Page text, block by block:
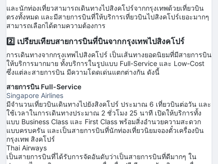
และนักท่องเที่ยวสามารถเดินทางไปสิงคโปร์จากกรุงเทพด้วยเที่ยวบิน
ตรงทั้งหมด และมีสายการบินที่ให้บริการเที่ยวบินไปสิงคโปร์เยอะมากๆ
สามารถเลือกได้ตามความต้องการ
2️⃣ เปรียบเทียบสายการบินที่บินจากกรุงเทพไปสิงคโปร์
การเดินทางจากกรุงเทพไปสิงคโปร์ เป็นเส้นทางยอดนิยมที่มีสายการบิน
ให้บริการมากมาย ทั้งบริการในรูปแบบ Full-Service และ Low-Cost
ซึ่งแต่ละสายการบิน มีความโดดเด่นแตกต่างกัน ดังนี้
สายการบิน Full-Service
Singapore Airlines
มีจำนวนเที่ยวบินเดินทางไปยังสิงคโปร์ ประมาณ 6 เที่ยวบินต่อวัน และ
ใช้เวลาในการเดินทางประมาณ 2 ชั่วโมง 25 นาที เปิดให้บริการทั้ง
แบบ Business Class และ First Class พร้อมสิ่งอำนวยความสะดวก
แบบครบครัน และเป็นสายการบินที่นักท่องเที่ยวนิยมจองตั๋วเครื่องบิน
กรุงเทพ สิงคโปร์
Thai Airways
เป็นสายการบินที่ได้รับการจัดอันดับว่าเป็นสายการบินที่ดีมากๆ ใน